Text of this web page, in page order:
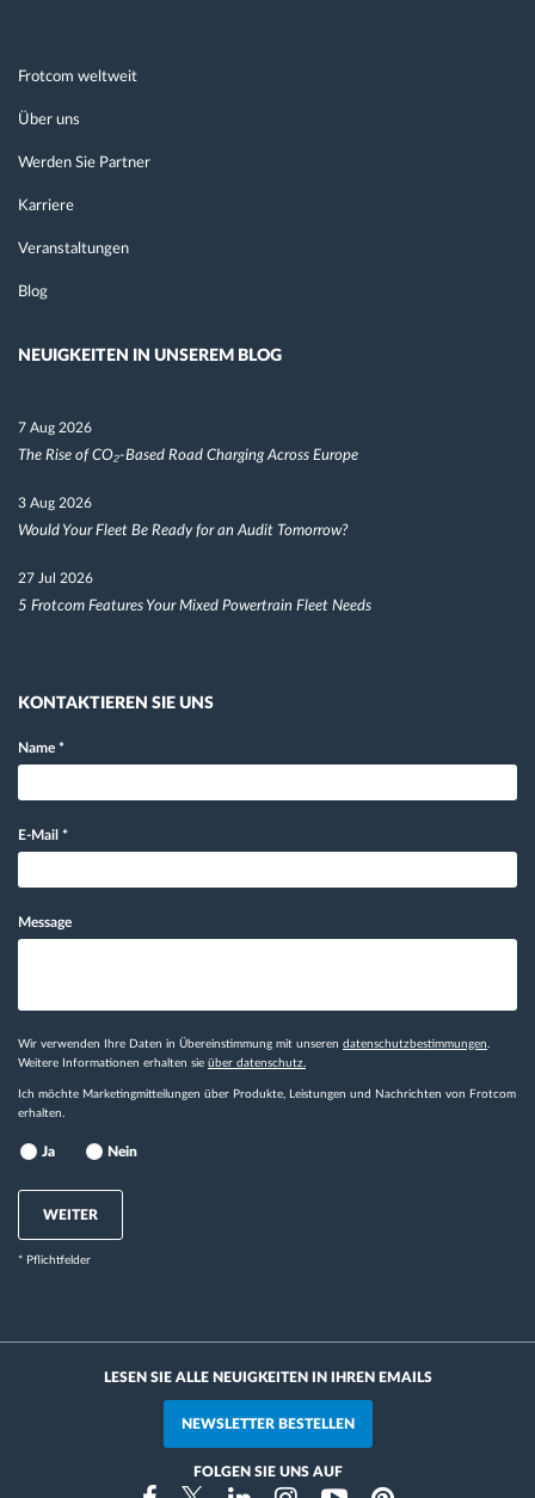
Frotcom weltweit
Über uns
Werden Sie Partner
Karriere
Veranstaltungen
Blog
NEUIGKEITEN IN UNSEREM BLOG
7 Aug 2026
The Rise of CO₂-Based Road Charging Across Europe
3 Aug 2026
Would Your Fleet Be Ready for an Audit Tomorrow?
27 Jul 2026
5 Frotcom Features Your Mixed Powertrain Fleet Needs
KONTAKTIEREN SIE UNS
Name *
E-Mail *
Message
Wir verwenden Ihre Daten in Übereinstimmung mit unseren datenschutzbestimmungen
Weitere Informationen erhalten sie über datenschutz.
Ich möchte Marketingmitteilungen über Produkte, Leistungen und Nachrichten von Frotcom
erhalten.
Ja Nein
WEITER
* Pflichtfelder
LESEN SIE ALLE NEUIGKEITEN IN IHREN EMAILS
NEWSLETTER BESTELLEN
FOLGEN SIE UNS AUF